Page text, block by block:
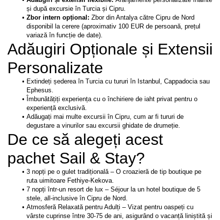
și după excursie în Turcia și Cipru.
Zbor intern opțional: Zbor din Antalya către Cipru de Nord
disponibil la cerere (aproximativ 100 EUR de persoană, prețul
variază în funcție de date).
Adăugiri Opționale și Extensii
Personalizate
Extindeți șederea în Turcia cu tururi în Istanbul, Cappadocia sau
Ephesus.
Îmbunătățiți experiența cu o închiriere de iaht privat pentru o
experiență exclusivă.
Adăugați mai multe excursii în Cipru, cum ar fi tururi de
degustare a vinurilor sau excursii ghidate de drumeție.
De ce să alegeți acest
3 nopți pe o gulet tradițională – O croazieră de tip boutique pe
7 nopți într-un resort de lux – Séjour la un hotel boutique de 5
Atmosferă Relaxată pentru Adulți – Vizat pentru oaspeți cu
vârste cuprinse între 30-75 de ani, asigurând o vacanță liniștită și